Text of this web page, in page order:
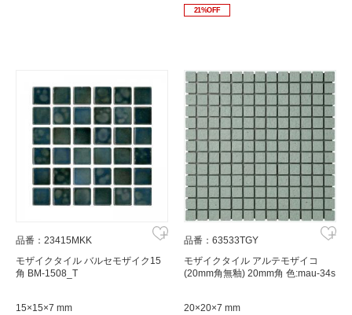
21%OFF
品番：23415MKK
モザイクタイル バルセモザイク15
角 BM-1508_T
15×15×7 mm
品番：63533TGY
モザイクタイル アルテモザイコ
(20mm角無釉) 20mm角 色:mau-34s
20×20×7 mm